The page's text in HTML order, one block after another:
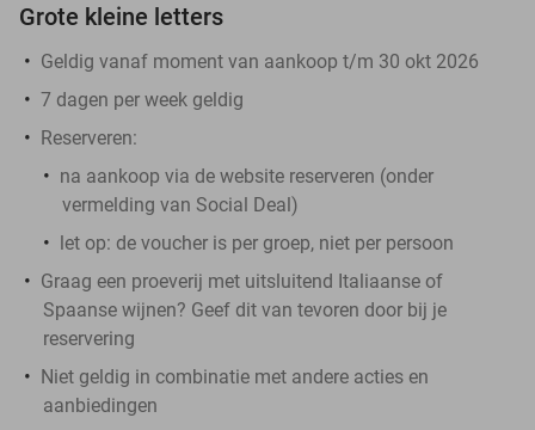
Grote kleine letters
Geldig vanaf moment van aankoop t/m 30 okt 2026
7 dagen per week geldig
Reserveren:
na aankoop via de website reserveren (onder
vermelding van Social Deal)
let op: de voucher is per groep, niet per persoon
Graag een proeverij met uitsluitend Italiaanse of
Spaanse wijnen? Geef dit van tevoren door bij je
reservering
Niet geldig in combinatie met andere acties en
aanbiedingen